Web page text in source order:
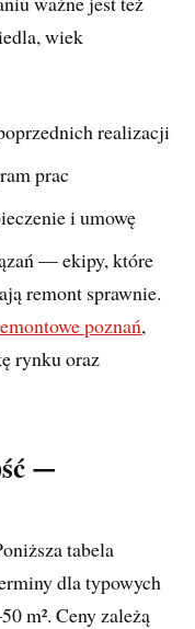
wiek
realizacji
prac
i umowę
— ekipy, które
remont sprawnie.
poznań,
rynku oraz
—
tabela
dla typowych
m². Ceny zależą